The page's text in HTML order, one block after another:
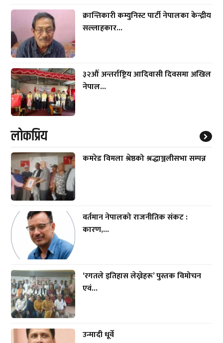
क्रान्तिकारी कम्युनिस्ट पार्टी नेपालका केन्द्रीय
सल्लाहकार...
३२औं अन्तर्राष्ट्रिय आदिवासी दिवसमा अखिल
नेपाल...
लाेकप्रिय
कमरेड विमला श्रेष्ठको श्रद्धाञ्जलीसभा सम्पन्न
वर्तमान नेपालको राजनीतिक संकट :
कारण,...
‘रगतले इतिहास लेख्नेहरू’ पुस्तक विमोचन
एवं...
उन्मादी धूर्वे